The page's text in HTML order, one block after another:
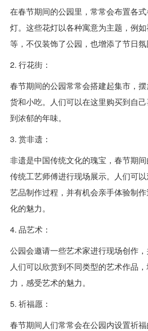
在春节期间的公园里，常常会布置各
灯。这些花灯以各种寓意为主题，例
等，不仅装饰了公园，也增添了节日氛
2. 行花街：
春节期间的公园常常会搭建起集市，
货和小吃。人们可以在这里购买到自
到浓郁的年味。
3. 赏非遗：
非遗是中国传统文化的瑰宝，春节期
传统工艺师傅进行现场展示。人们可
艺品制作过程，并有机会亲手体验制
化的魅力。
4. 品艺术：
公园会邀请一些艺术家进行现场创作，
人们可以欣赏到不同类型的艺术作品
力，感受艺术的魅力。
5. 祈福愿：
春节期间人们常常会在公园内设置祈